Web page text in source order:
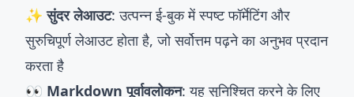
✨ सुंदर लेआउट: उत्पन्न ई-बुक में स्पष्ट फॉर्मेटिंग और
सुरुचिपूर्ण लेआउट होता है, जो सर्वोत्तम पढ़ने का अनुभव प्रदान
करता है
👀 Markdown पूर्वावलोकन: यह सुनिश्चित करने के लिए